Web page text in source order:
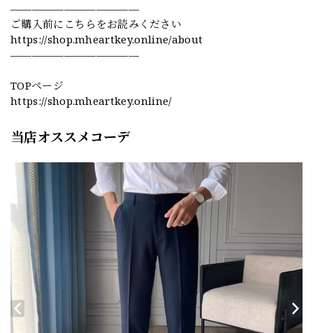
————————————
ご購入前にこちらをお読みください
https://shop.mheartkey.online/about
————————————
TOPページ
https://shop.mheartkey.online/
当店オススメコーデ